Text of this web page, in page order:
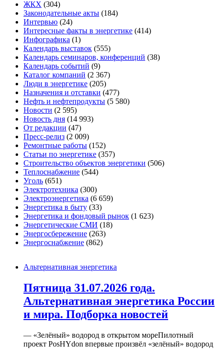
ЖКХ (304)
Законодательные акты (184)
Интервью (24)
Интересные факты в энергетике (414)
Инфографика (1)
Календарь выставок (555)
Календарь семинаров, конференций (38)
Календарь событий (9)
Каталог компаний (2 367)
Люди в энергетике (205)
Назначения и отставки (477)
Нефть и нефтепродукты (5 580)
Новости (2 595)
Новость дня (14 993)
От редакции (47)
Пресс-релиз (2 009)
Ремонтные работы (152)
Статьи по энергетике (357)
Строительство объектов энергетики (506)
Теплоснабжение (544)
Уголь (651)
Электротехника (300)
Электроэнергетика (6 659)
Энергетика в быту (33)
Энергетика и фондовый рынок (1 623)
Энергетические СМИ (18)
Энергосбережение (263)
Энергоснабжение (862)
Альтернативная энергетика
Пятница 31.07.2026 года.
Альтернативная энергетика России
и мира. Подборка новостей
— «Зелёный» водород в открытом мореПилотный
проект PosHYdon впервые произвёл «зелёный» водород